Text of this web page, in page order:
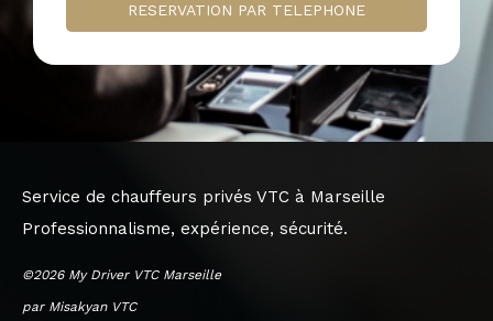
RESERVATION PAR TELEPHONE
Service de chauffeurs privés VTC à Marseille
Professionnalisme, expérience, sécurité.
©2026 My Driver VTC Marseille
par Misakyan VTC